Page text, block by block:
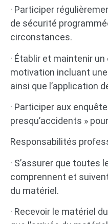
· Participer
de sécurité
circonstances.
· Établir et maintenir
motivation incluant
ainsi que l’application
· Participer aux
presqu’accidents »
Responsabilités
· S’assurer que toutes
comprennent et
du matériel.
· Recevoir le matériel